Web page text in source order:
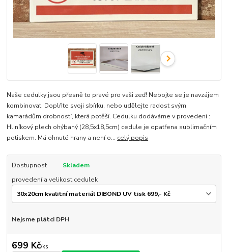
Naše cedulky jsou přesně to pravé pro vaši zeď! Nebojte se je navzájem
kombinovat. Doplňte svoji sbírku, nebo udělejte radost svým
kamarádům drobností, která potěší. Cedulku dodáváme v provedení :
Hliníkový plech ohýbaný (28,5x18,5cm) cedule je opatřena sublimačním
potiskem. Má ohnuté hrany a není o... celý popis
Dostupnost
Skladem
provedení a velikost cedulek
Nejsme plátci DPH
699 Kč/ks